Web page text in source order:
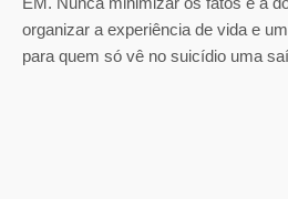
organizar a experiência de vida e
para quem só vê no suicídio uma